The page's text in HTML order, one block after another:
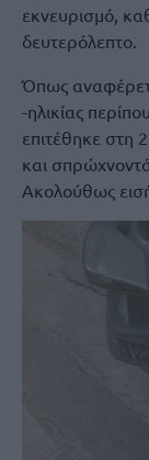
εκνευρισμό,
δευτερόλεπτο.
Όπως
-ηλικίας
επιτέθηκε στη
και
Ακολούθως